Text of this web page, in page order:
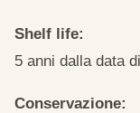
Shelf life:
5 anni dalla data
Conservazione: